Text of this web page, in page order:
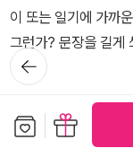
이 될까봐 피하고 싶
결혼을 하고 코쉭은
된다. 그의 존재가 아
팠지만 인생은 늘 그
의 이루어지지 않은
해했으며, 어쩌지 못
은 것인데 내용은 재
갔던 건 뒤늦게 왠지
수 있을 것 같아 두 권
들었더니 너무 피곤
연수 갔으면 금방 집
감독 얘기하다가 친
고 해서 후훗- 내가
maker, 영화속에서는
혼중매회사의 직원
을 조사한 다음에 이
혼에 이르게 되면 이
<올 댓 이즈> 줌파
갈래 길> 요 네스뵈 <목마름> <팬텀> 혹시 아이들이 읽을까 하여
집어왔다. 그리고 김
안 사도 되는데, 중
사야 할 것 같아서 ㅠ
다. 여름 보르도의
이 또는 일기에 가까
그런가? 문장을 길게
지 하는 생각이 든다.
이지 이다.그렇다고
어느 단편을 펼치더
오히려 더 절제되어
24) 댓글 (9)
뒤로가
기